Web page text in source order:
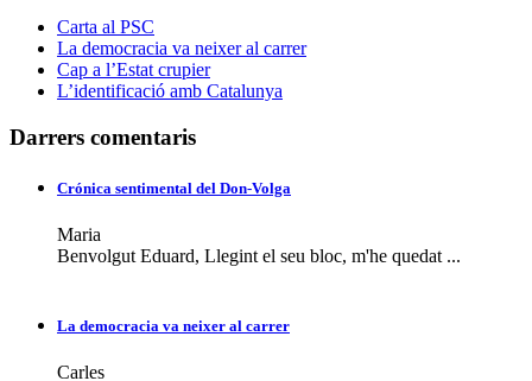
Carta al PSC
La democracia va neixer al carrer
Cap a l’Estat crupier
L’identificació amb Catalunya
Darrers comentaris
Crónica sentimental del Don-Volga
Maria
Benvolgut Eduard, Llegint el seu bloc, m'he quedat ...
La democracia va neixer al carrer
Carles